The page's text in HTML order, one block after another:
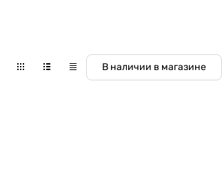
В наличии в магазине